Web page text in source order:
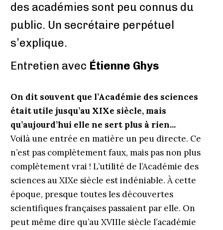
des académies sont peu connus du
public. Un secrétaire perpétuel
s’explique.
Entretien avec Étienne Ghys
On dit souvent que l’Académie des sciences
était utile jusqu’au XIXe siècle, mais
qu’aujourd’hui elle ne sert plus à rien...
Voilà une entrée en matière un peu directe. Ce
n’est pas complètement faux, mais pas non plus
complètement vrai ! L’utilité de l’Académie des
sciences au XIXe siècle est indéniable. À cette
époque, presque toutes les découvertes
scientifiques françaises passaient par elle. On
peut même dire qu’au XVIIIe siècle l’académie